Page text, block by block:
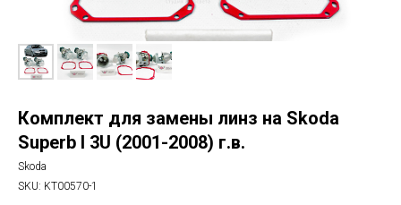
Комплект для замены линз на Skoda
Superb I 3U (2001-2008) г.в.
Skoda
SKU: KT00570-1